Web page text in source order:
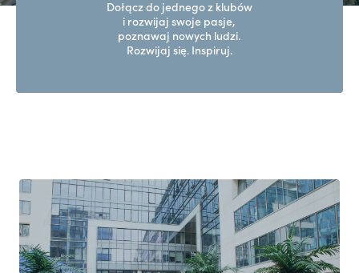
Dołącz do jednego z klubów
i rozwijaj swoje pasje,
poznawaj nowych ludzi.
Rozwijaj się. Inspiruj.